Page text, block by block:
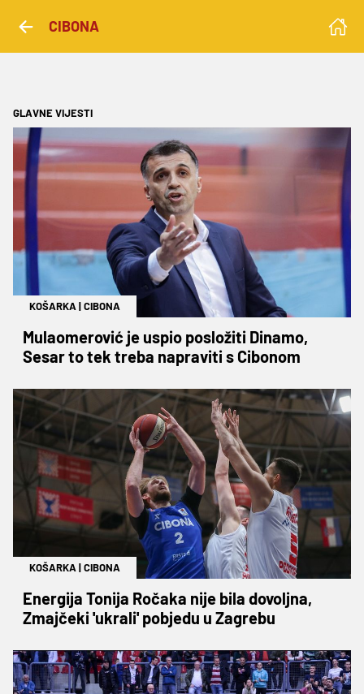
CIBONA
GLAVNE VIJESTI
KOŠARKA |CIBONA
Mulaomerović je uspio posložiti Dinamo,
Sesar to tek treba napraviti s Cibonom
KOŠARKA |CIBONA
Energija Tonija Ročaka nije bila dovoljna,
Zmajčeki 'ukrali' pobjedu u Zagrebu